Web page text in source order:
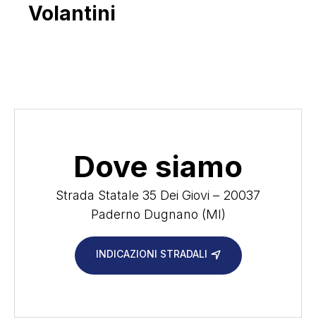
Volantini
Dove siamo
Strada Statale 35 Dei Giovi – 20037
Paderno Dugnano (MI)
INDICAZIONI STRADALI